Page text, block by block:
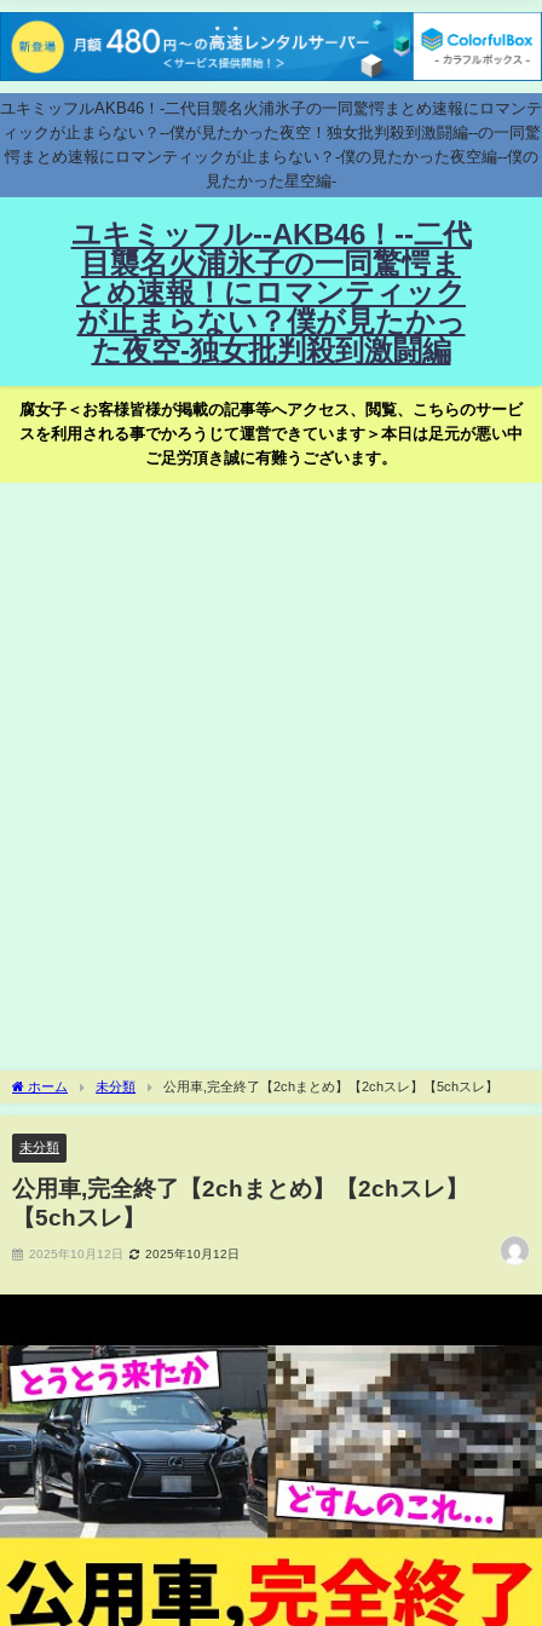
ユキミッフルAKB46！-二代目襲名火浦氷子の一同驚愕まとめ速報にロマンテ
ィックが止まらない？--僕が見たかった夜空！独女批判殺到激闘編--の一同驚
愕まとめ速報にロマンティックが止まらない？-僕の見たかった夜空編--僕の
見たかった星空編-
ユキミッフル--AKB46！--二代
目襲名火浦氷子の一同驚愕ま
とめ速報！にロマンティック
が止まらない？僕が見たかっ
た夜空-独女批判殺到激闘編
腐女子＜お客様皆様が掲載の記事等へアクセス、閲覧、こちらのサービ
スを利用される事でかろうじて運営できています＞本日は足元が悪い中
ご足労頂き誠に有難うございます。
ホーム 未分類 公用車,完全終了【2chまとめ】【2chスレ】【5chスレ】
未分類
公用車,完全終了【2chまとめ】【2chスレ】
【5chスレ】
2025年10月12日 2025年10月12日